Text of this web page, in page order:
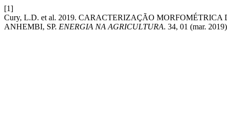
[1]
Cury, L.D. et al. 2019. CARACTERIZAÇÃO
ANHEMBI, SP. ENERGIA NA AGRICULTURA. 34, 01 (mar.